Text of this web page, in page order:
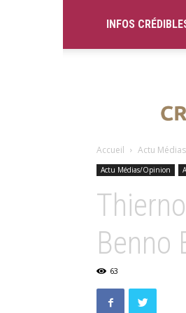
INFOS
Accueil Actu
Actu Médias/Opinion
Benno
63